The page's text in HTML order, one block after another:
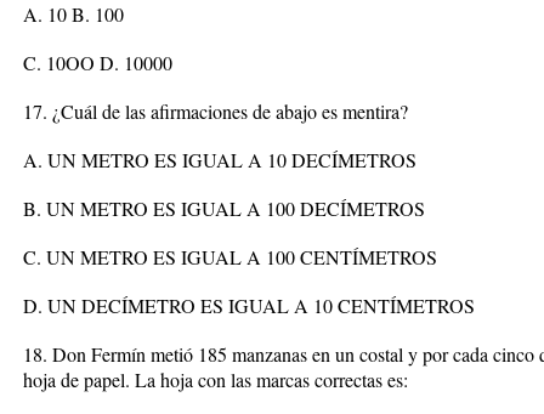
A. 10 B. 100
C. 10OO D. 10000
17. ¿Cuál de las afirmaciones de abajo es mentira?
A. UN METRO ES IGUAL A 10 DECÍMETROS
B. UN METRO ES IGUAL A 100 DECÍMETROS
C. UN METRO ES IGUAL A 100 CENTÍMETROS
D. UN DECÍMETRO ES IGUAL A 10 CENTÍMETROS
18. Don Fermín metió 185 manzanas en un costal y por cada cinco
hoja de papel. La hoja con las marcas correctas es: